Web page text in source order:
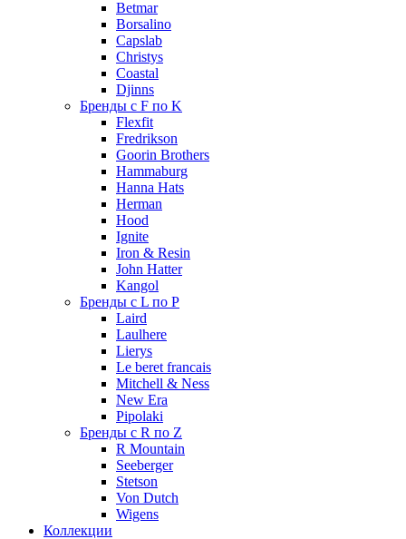
Betmar
Borsalino
Capslab
Christys
Coastal
Djinns
Бренды с F по K
Flexfit
Fredrikson
Goorin Brothers
Hammaburg
Hanna Hats
Herman
Hood
Ignite
Iron & Resin
John Hatter
Kangol
Бренды с L по P
Laird
Laulhere
Lierys
Le beret francais
Mitchell & Ness
New Era
Pipolaki
Бренды с R по Z
R Mountain
Seeberger
Stetson
Von Dutch
Wigens
Коллекции